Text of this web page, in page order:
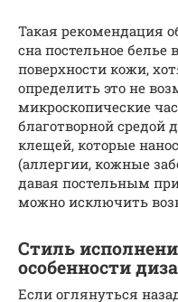
Такая рекомендация
сна постельное белье
поверхности кожи,
определить это не
микроскопические
благотворной
клещей, которые
(аллергии, кожные
давая постельным
можно исключить
Стиль
особенности
Если оглянуться